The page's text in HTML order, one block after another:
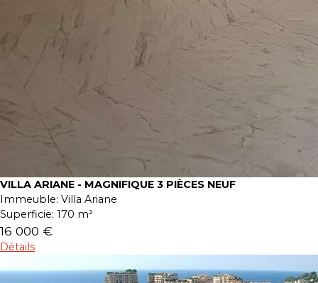
VILLA ARIANE - MAGNIFIQUE 3 PIÈCES NEUF
Immeuble: Villa Ariane
Superficie: 170 m²
16 000 €
Détails